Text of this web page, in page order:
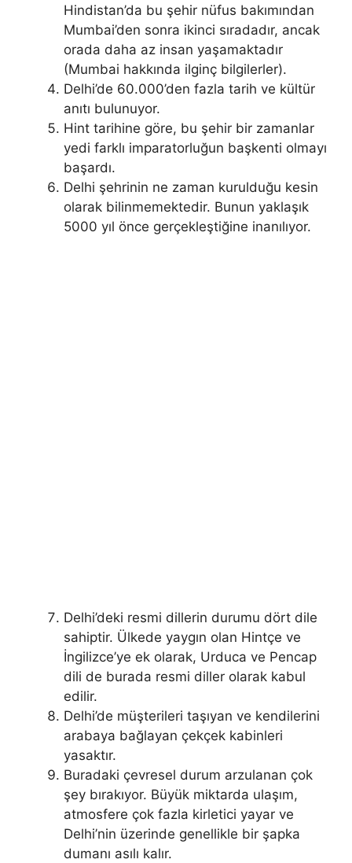
Hindistan’da bu şehir nüfus bakımından
Mumbai’den sonra ikinci sıradadır, ancak
orada daha az insan yaşamaktadır
(Mumbai hakkında ilginç bilgilerler).
Delhi’de 60.000’den fazla tarih ve kültür
anıtı bulunuyor.
Hint tarihine göre, bu şehir bir zamanlar
yedi farklı imparatorluğun başkenti olmayı
başardı.
Delhi şehrinin ne zaman kurulduğu kesin
olarak bilinmemektedir. Bunun yaklaşık
5000 yıl önce gerçekleştiğine inanılıyor.
Delhi’deki resmi dillerin durumu dört dile
sahiptir. Ülkede yaygın olan Hintçe ve
İngilizce’ye ek olarak, Urduca ve Pencap
dili de burada resmi diller olarak kabul
edilir.
Delhi’de müşterileri taşıyan ve kendilerini
arabaya bağlayan çekçek kabinleri
yasaktır.
Buradaki çevresel durum arzulanan çok
şey bırakıyor. Büyük miktarda ulaşım,
atmosfere çok fazla kirletici yayar ve
Delhi’nin üzerinde genellikle bir şapka
dumanı asılı kalır.